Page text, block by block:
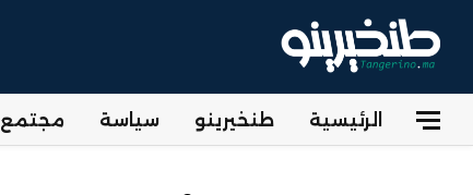
الرئيسية طنخيرينو سياسة مجتمع